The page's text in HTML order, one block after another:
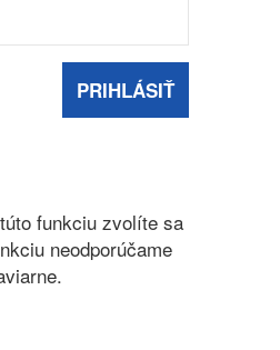
PRIHLÁSIŤ
funkciu zvolíte sa
neodporúčame